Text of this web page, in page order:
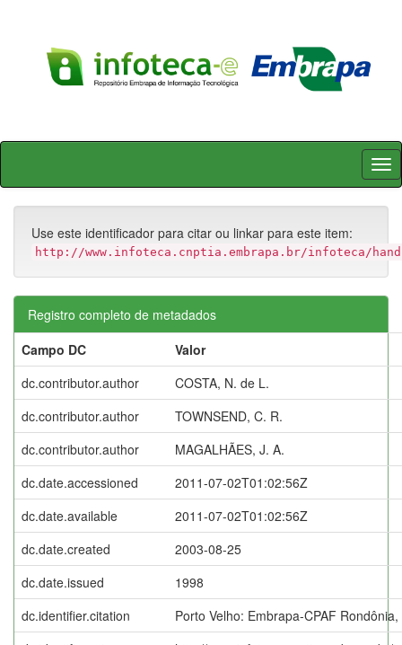
Skip
Use este identificador para citar ou linkar para este item:
http://www.infoteca.cnptia.embrapa.br/infoteca/
Registro completo de metadados
Campo DC
Valor
dc.contributor.author
COSTA, N. de L.
dc.contributor.author
TOWNSEND, C. R.
dc.contributor.author
MAGALHÃES, J. A.
dc.date.accessioned
2011-07-02T01:02:56Z
dc.date.available
2011-07-02T01:02:56Z
dc.date.created
2003-08-25
dc.date.issued
1998
dc.identifier.citation
Porto Velho: Embrapa-CPAF